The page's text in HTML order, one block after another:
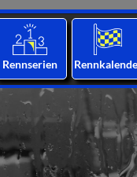
Rennserien